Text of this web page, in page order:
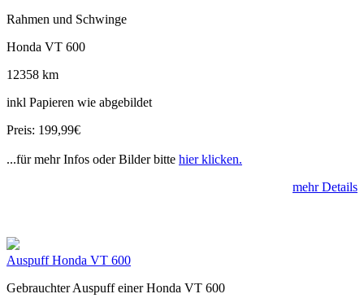
Rahmen und Schwinge
Honda VT 600
12358 km
inkl Papieren wie abgebildet
Preis: 199,99€
...für mehr Infos oder Bilder bitte hier klicken.
mehr Details
Auspuff Honda VT 600
Gebrauchter Auspuff einer Honda VT 600